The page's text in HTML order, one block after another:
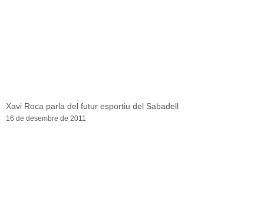
Xavi Roca parla del futur esportiu del Sabadell
16 de desembre de 2011